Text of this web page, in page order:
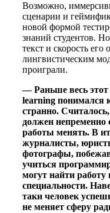
Возможно,
сценарии и
новой формой
знаний студентов.
текст и скорость
лингвистическим
проиграли.
— Раньше весь этот
learning понимался
странно.
должен непременно
работы менять. В
журналисты,
фотографы,
учиться
могут найти работу
специальности.
таки человек
не меняет сферу